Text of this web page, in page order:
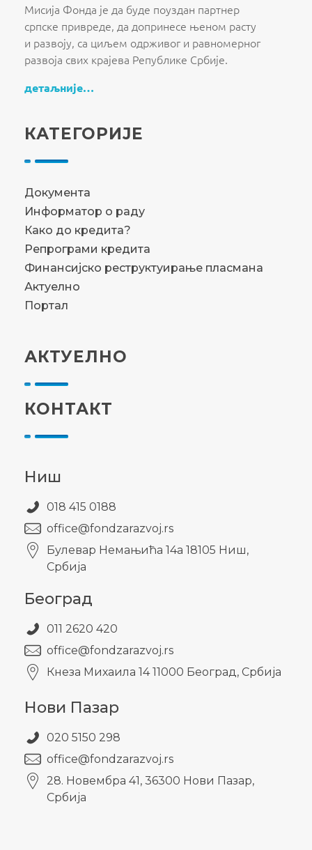
Мисија Фонда је да буде поуздан партнер
српске привреде, да допринесе њеном расту
и развоју, са циљем одрживог и равномерног
развоја свих крајева Републике Србије.
детаљније…
КАТЕГОРИЈЕ
Документа
Информатор о раду
Како до кредита?
Репрограми кредита
Финансијско реструктуирање пласмана
Актуелно
Портал
АКТУЕЛНО
КОНТАКТ
Ниш
018 415 0188
office@fondzarazvoj.rs
Булевар Немањића 14а 18105 Ниш,
Србија
Београд
011 2620 420
office@fondzarazvoj.rs
Кнезa Михаила 14 11000 Београд, Србија
Нови Пазар
020 5150 298
office@fondzarazvoj.rs
28. Новембра 41, 36300 Нови Пазар,
Србија